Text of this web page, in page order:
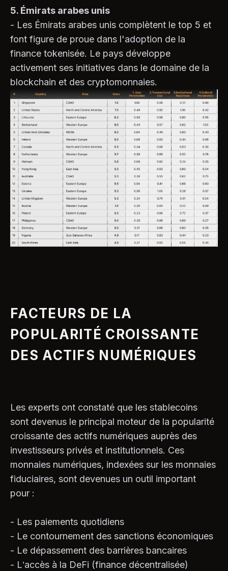
5. Émirats arabes unis
- Les Émirats arabes unis complètent le top 5 et
font figure de proue dans l'adoption de la
finance tokenisée. Le pays développe
activement ses initiatives dans le domaine de la
blockchain et des cryptomonnaies.
FACTEURS DE LA
POPULARITÉ CROISSANTE
DES ACTIFS NUMÉRIQUES
Les experts ont constaté que les stablecoins
sont devenus le principal moteur de la popularité
croissante des actifs numériques auprès des
investisseurs privés et institutionnels. Ces
monnaies numériques, indexées sur les monnaies
fiduciaires, sont devenues un outil important
pour :
- Les paiements quotidiens
- Le contournement des sanctions économiques
- Le dépassement des barrières bancaires
- L’accès à la DeFi (finance décentralisée)